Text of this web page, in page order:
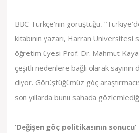
BBC Türkçe’nin görüştüğü,
kitabının yazarı, Harran Üniversitesi
öğretim üyesi Prof. Dr. Mahmut
çeşitli nedenlere bağlı olarak sayının
diyor. Görüştüğümüz göç
son yıllarda bunu sahada
‘Değişen göç politikasının sonucu’